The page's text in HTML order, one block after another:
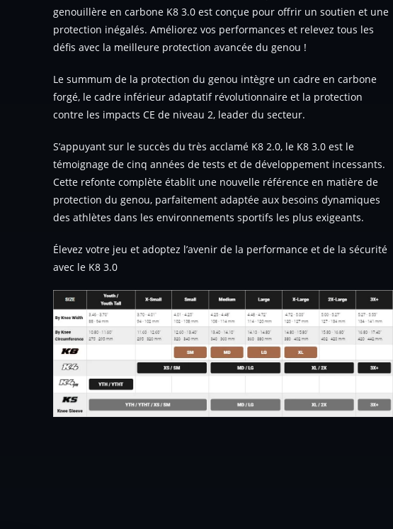
genouillère en carbone K8 3.0 est conçue pour offrir un soutien et une
protection inégalés. Améliorez vos performances et relevez tous les
défis avec la meilleure protection avancée du genou !
Le summum de la protection du genou intègre un cadre en carbone
forgé, le cadre inférieur adaptatif révolutionnaire et la protection
contre les impacts CE de niveau 2, leader du secteur.
S’appuyant sur le succès du très acclamé K8 2.0, le K8 3.0 est le
témoignage de cinq années de tests et de développement incessants.
Cette refonte complète établit une nouvelle référence en matière de
protection du genou, parfaitement adaptée aux besoins dynamiques
des athlètes dans les environnements sportifs les plus exigeants.
Élevez votre jeu et adoptez l’avenir de la performance et de la sécurité
avec le K8 3.0